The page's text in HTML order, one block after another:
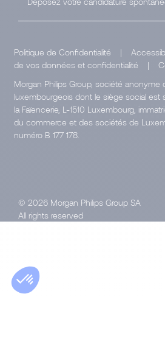
Politique de Confidentialité |
de vos données et confidentialité
|
Morgan Philips Group, société anonyme
luxembourgeois dont le siège social est
la Faïencerie, L-1510 Luxembourg,
du commerce et des sociétés de
numéro B 177 178.
© 2026 Morgan Philips Group SA
All rights reserved